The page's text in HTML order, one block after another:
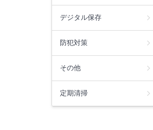
デジタル保存
防犯対策
その他
定期清掃